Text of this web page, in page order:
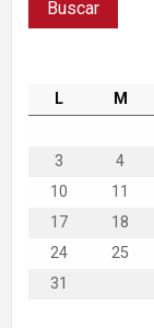
L M
3
4
10
11
17
18
24
25
31